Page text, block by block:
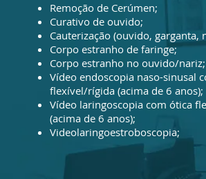
Remoção de Cerúmen;
Curativo de ouvido;
Cauterização (ouvido, garganta,
Corpo estranho de faringe;
Corpo estranho no ouvido/nariz;
Vídeo endoscopia naso-sinusal
flexível/rígida (acima de 6 anos);
Vídeo laringoscopia com ótica
(acima de 6 anos);
Videolaringoestroboscopia;